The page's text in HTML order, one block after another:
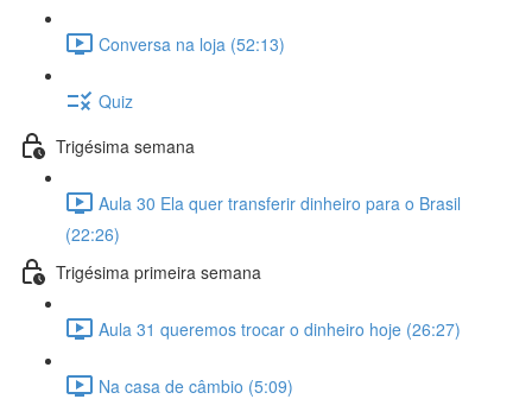
Conversa na loja (52:13)
Quiz
Trigésima semana
Aula 30 Ela quer transferir dinheiro para o Brasil
(22:26)
Trigésima primeira semana
Aula 31 queremos trocar o dinheiro hoje (26:27)
Na casa de câmbio (5:09)